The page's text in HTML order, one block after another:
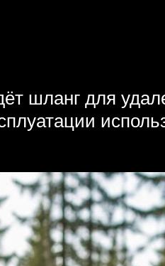
шланг для